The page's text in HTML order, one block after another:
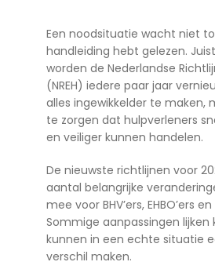
Een noodsituatie wacht niet
handleiding hebt gelezen.
worden de Nederlandse
(NREH) iedere paar jaar
alles ingewikkelder te maken,
te zorgen dat hulpverleners
en veiliger kunnen handelen.
De nieuwste richtlijnen voor
aantal belangrijke
mee voor BHV’ers, EHBO’ers
Sommige aanpassingen lijken
kunnen in een echte situatie
verschil maken.